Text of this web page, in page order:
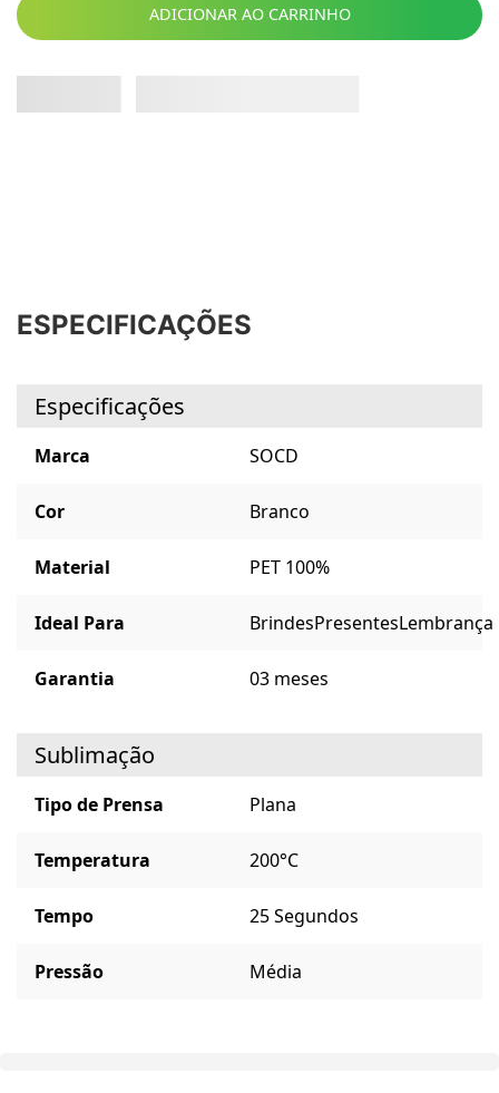
ADICIONAR AO CARRINHO
ESPECIFICAÇÕES
Especificações
Marca SOCD
Cor Branco
Material PET 100%
Ideal Para BrindesPresentesLembrança
Garantia 03 meses
Sublimação
Tipo de Prensa Plana
Temperatura 200°C
Tempo 25 Segundos
Pressão Média